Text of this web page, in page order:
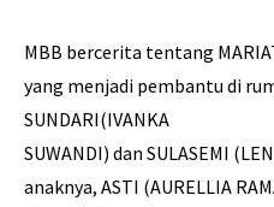
MBB bercerita tentang
yang menjadi pembantu di
SUNDARI(IVANKA
SUWANDI) dan SULASEMI
anaknya, ASTI (AURELLIA